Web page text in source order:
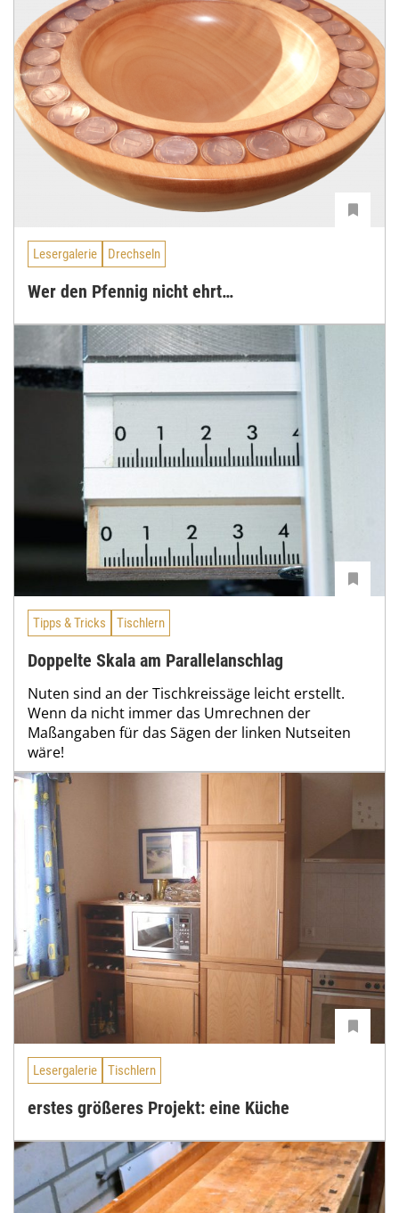
Lesergalerie Drechseln
Wer den Pfennig nicht ehrt…
Tipps & Tricks Tischlern
Doppelte Skala am Parallelanschlag
Nuten sind an der Tischkreissäge leicht erstellt.
Wenn da nicht immer das Umrechnen der
Maßangaben für das Sägen der linken Nutseiten
wäre!
Lesergalerie Tischlern
erstes größeres Projekt: eine Küche